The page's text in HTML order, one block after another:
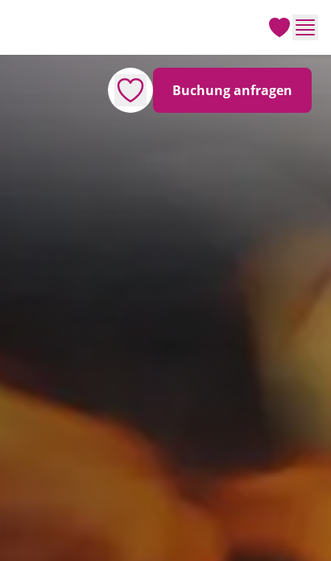
Buchung anfragen